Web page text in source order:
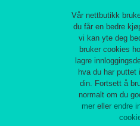
Vår nettbutikk
du får en bedre
vi kan yte deg
bruker cookies
lagre
hva du har puttet
din. Fortsett å
normalt om du
mer eller endre